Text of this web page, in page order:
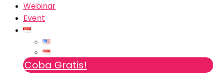
Webinar
Event
Coba Gratis!